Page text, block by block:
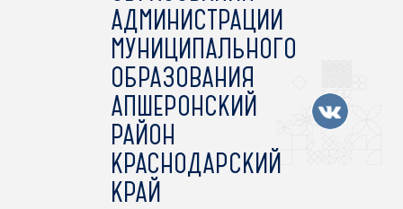
АДМИНИСТРАЦИИ
МУНИЦИПАЛЬНОГО
ОБРАЗОВАНИЯ
АПШЕРОНСКИЙ
РАЙОН
КРАСНОДАРСКИЙ
КРАЙ